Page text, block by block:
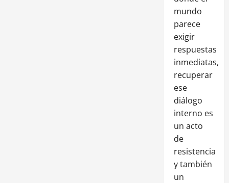
mundo
parece
exigir
respuestas
inmediatas,
recuperar
ese
diálogo
interno es
un acto
de
resistencia
y también
un